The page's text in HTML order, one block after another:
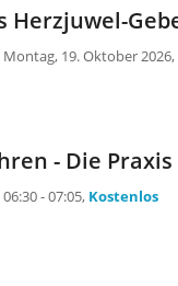
Herzjuwel-
19. Oktober 2026,
- Die
- 07:05, Kostenlos